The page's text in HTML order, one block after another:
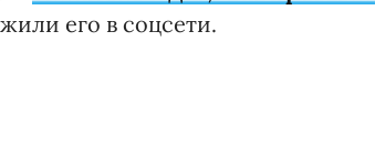
его в соцсети.